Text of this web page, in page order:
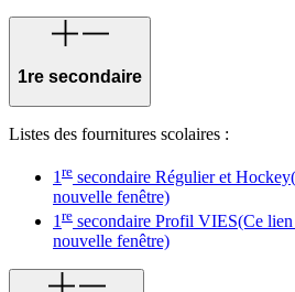
1re secondaire
Listes des fournitures scolaires :
1 re secondaire Régulier et Hockey
nouvelle fenêtre)
1 re secondaire Profil VIES(Ce
nouvelle fenêtre)